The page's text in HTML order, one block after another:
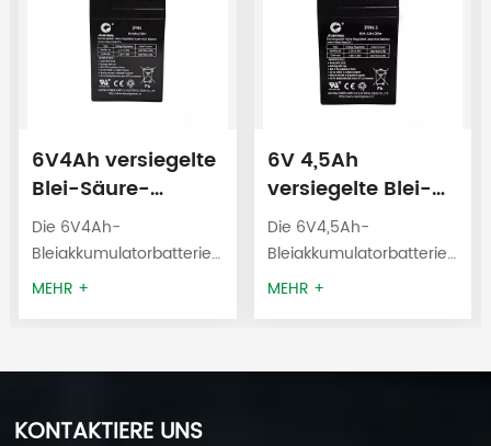
6V4Ah versiegelte
Blei-Säure-
Batterie 3FM4
USV-Batterie
Die 6V4Ah-
Bleiakkumulatorbatterie
wird verwendet für
Alarmanlagen,
MEHR +
6V 4,5Ah
versiegelte Blei-
Säure-Batterie
3FM4.5 USV-
Die 6V4,5Ah-
Bleiakkumulatorbatterie
wird verwendet für
MEHR +
KONTAKTIERE UNS